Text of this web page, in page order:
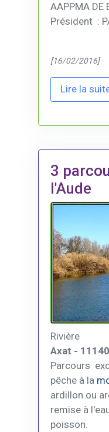
AAPPMA DE
Président :
[16/02/2016]
Lire la
3
l'Aude
Rivière
Axat - 11140
Parcours
pêche à la
ardillon ou
remise à
poisson.